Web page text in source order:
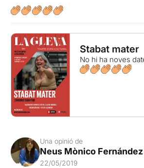
Stabat mater
No hi ha noves
Una opinió de
Neus Mònico Fernández
22/05/2019